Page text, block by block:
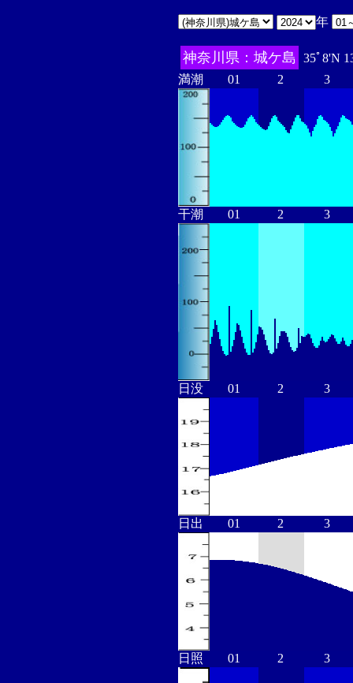
年
神奈川県：城ケ島
35ﾟ8'N
満潮
01 2 3
干潮 01 2 3
日没 01 2 3
日出 01 2 3
日照 01 2 3